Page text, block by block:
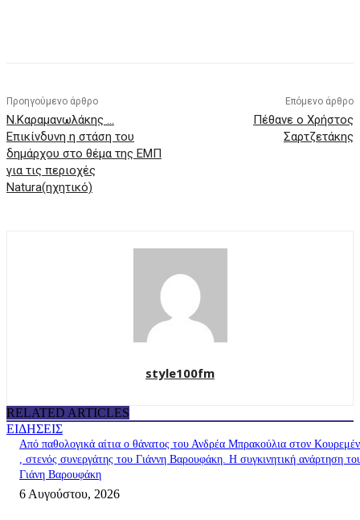
Προηγούμενο άρθρο
Ν.Καραμανωλάκης …
Επικίνδυνη η στάση του
δημάρχου στο θέμα της ΕΜΠ
για τις περιοχές
Natura(ηχητικό)
Επόμενο άρθρο
Πέθανε ο Χρήστος
Σαρτζετάκης
style100fm
RELATED ARTICLES
ΕΙΔΗΣΕΙΣ
Από παθολογικά αίτια ο θάνατος του Ανδρέα Μπρακούλια στον
, στενός συνεργάτης του Γιάννη Βαρουφάκη. Η συγκινητική ανάρτηση
Γιάνη Βαρουφάκη
6 Αυγούστου, 2026